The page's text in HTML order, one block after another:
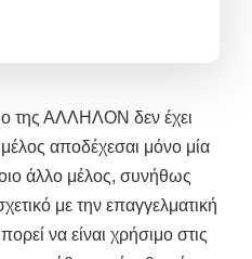
της ΑΛΛΗΛΟΝ δεν έχει
αποδέχεσαι μόνο μία
άλλο μέλος, συνήθως
με την επαγγελματική
να είναι χρήσιμο στις